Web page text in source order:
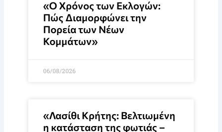
«Ο Χρόνος των Εκλογών:
Πώς Διαμορφώνει την
Πορεία των Νέων
Κομμάτων»
06/08/2026
«Λασίθι Κρήτης: Βελτιωμένη
η κατάσταση της φωτιάς –